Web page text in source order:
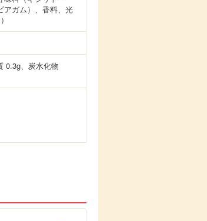
味料（キシリトー
アガム）、香料、光
0.3g、炭水化物